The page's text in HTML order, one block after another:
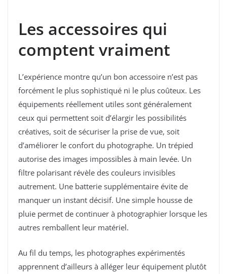
Les accessoires qui
comptent vraiment
L’expérience montre qu’un bon accessoire n’est pas
forcément le plus sophistiqué ni le plus coûteux. Les
équipements réellement utiles sont généralement
ceux qui permettent soit d’élargir les possibilités
créatives, soit de sécuriser la prise de vue, soit
d’améliorer le confort du photographe. Un trépied
autorise des images impossibles à main levée. Un
filtre polarisant révèle des couleurs invisibles
autrement. Une batterie supplémentaire évite de
manquer un instant décisif. Une simple housse de
pluie permet de continuer à photographier lorsque les
autres remballent leur matériel.
Au fil du temps, les photographes expérimentés
apprennent d’ailleurs à alléger leur équipement plutôt